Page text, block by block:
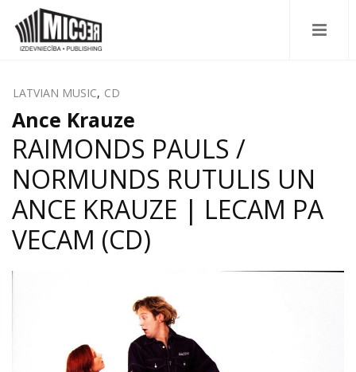
LATVIAN MUSIC, CD
Ance Krauze
RAIMONDS PAULS /
NORMUNDS RUTULIS UN
ANCE KRAUZE | LECAM PA
VECAM (CD)